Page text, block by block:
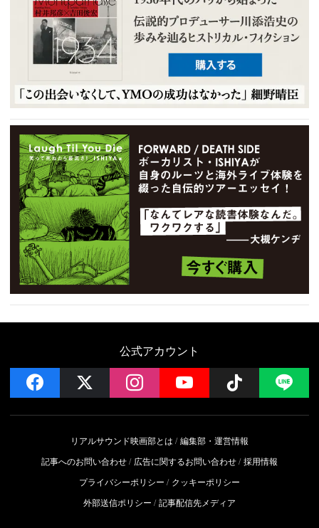
公式アカウント
facebook instagramYouTube Follow
リアルサウンド映画部とは
編集部・運営情報
記事へのお問い合わせ
広告に関するお問い合わせ 採用情報
プライバシーポリシー
クッキーポリシー
外部送信ポリシー
記事配信先メディア